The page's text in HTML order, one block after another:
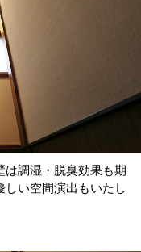
は調湿・脱臭効果も期
い空間演出もいたし